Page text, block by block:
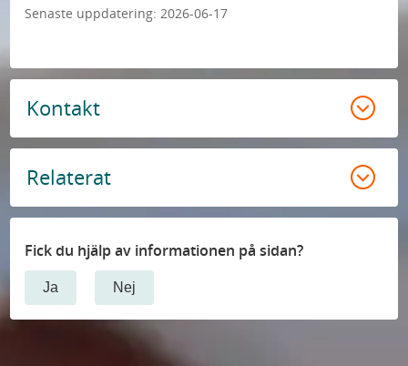
Senaste uppdatering: 2026-06-17
Kontakt
Relaterat
Fick du hjälp av informationen på sidan?
Ja Nej